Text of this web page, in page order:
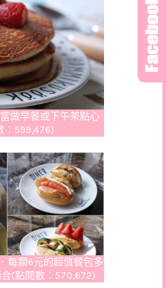
做早餐或下午茶點心
：599,476)
每顆6元的超值餐包多
(點閱數：570,672)